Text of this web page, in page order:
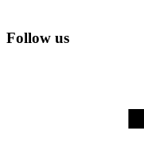
Follow us